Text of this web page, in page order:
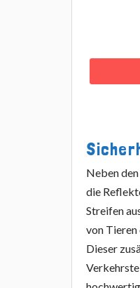
Neben
die
Streifen
von Tieren
Dieser